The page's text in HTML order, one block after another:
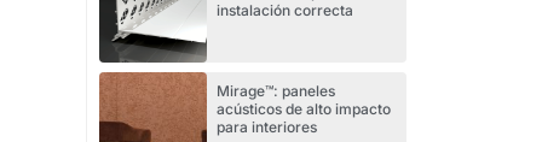
instalación correcta
Mirage™: paneles
acústicos de alto impacto
para interiores